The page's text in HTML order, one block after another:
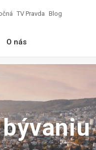
TV Pravda Blog
O nás